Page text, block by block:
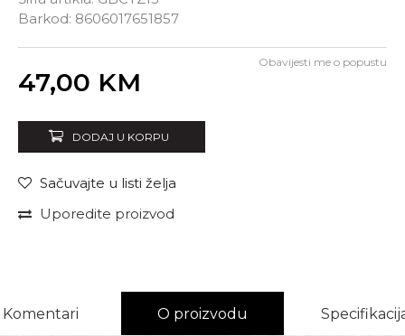
Barkod: 8606017651857
47,00 KM
Obavijesti me o popustu
DODAJ U KORPU
Sačuvajte u listi želja
Uporedite proizvod
Komentari O proizvodu